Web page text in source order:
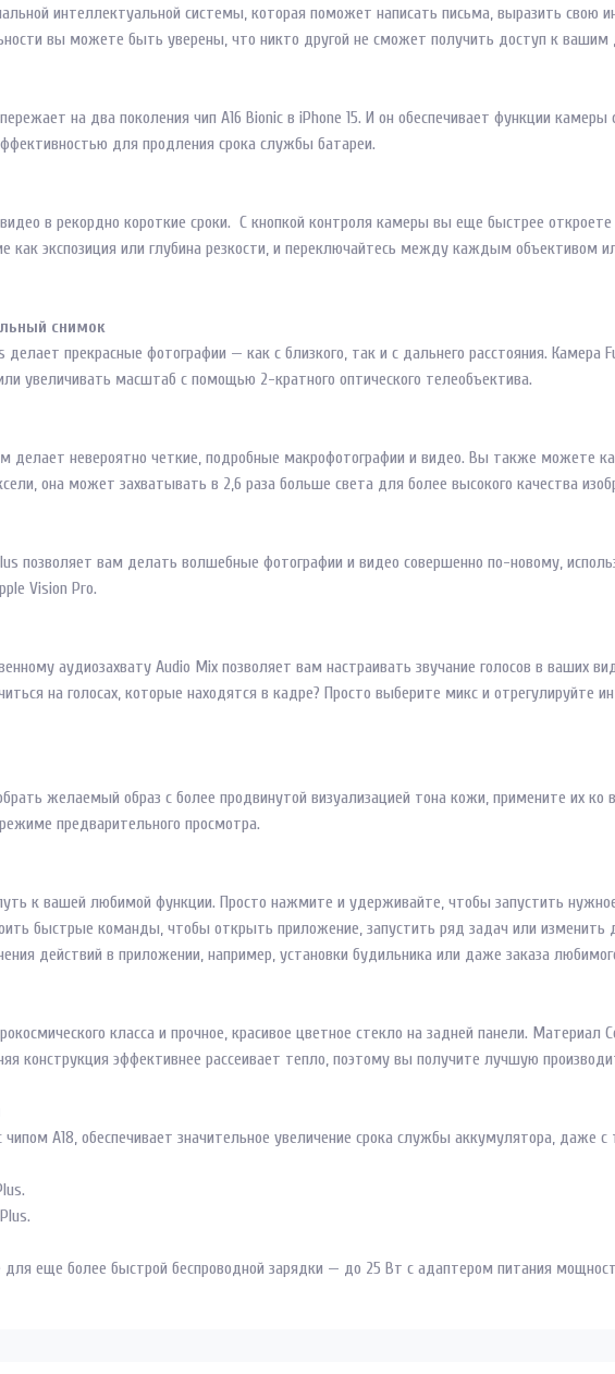
интеллектуальной системы, которая поможет написать письма, выразить свою
вы можете быть уверены, что никто другой не сможет получить доступ к
на два поколения чип A16 Bionic в iPhone 15. И он обеспечивает функции
для продления срока службы батареи.
в рекордно короткие сроки. С кнопкой контроля камеры вы еще быстрее
как экспозиция или глубина резкости, и переключайтесь между каждым объективом
снимок
делает прекрасные фотографии — как с близкого, так и с дальнего расстояния.
увеличивать масштаб с помощью 2-кратного оптического телеобъектива.
делает невероятно четкие, подробные макрофотографии и видео. Вы также можете
она может захватывать в 2,6 раза больше света для более высокого качества
позволяет вам делать волшебные фотографии и видео совершенно по-новому,
Vision Pro.
аудиозахвату Audio Mix позволяет вам настраивать звучание голосов в ваших
на голосах, которые находятся в кадре? Просто выберите микс и отрегулируйте
желаемый образ с более продвинутой визуализацией тона кожи, примените их
предварительного просмотра.
к вашей любимой функции. Просто нажмите и удерживайте, чтобы запустить
быстрые команды, чтобы открыть приложение, запустить ряд задач или изменить
действий в приложении, например, установки будильника или даже заказа
класса и прочное, красивое цветное стекло на задней панели. Материал
конструкция эффективнее рассеивает тепло, поэтому вы получите лучшую
A18, обеспечивает значительное увеличение срока службы аккумулятора, даже
еще более быстрой беспроводной зарядки — до 25 Вт с адаптером питания